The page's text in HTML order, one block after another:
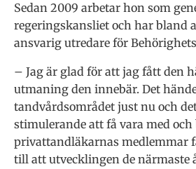
Sedan 2009 arbetar hon som
regeringskansliet och har bland
ansvarig utredare för
– Jag är glad för att jag fått den
utmaning den innebär. Det
tandvårdsområdet just nu och
stimulerande att få vara med
privattandläkarnas medlemmar
till att utvecklingen de närmaste